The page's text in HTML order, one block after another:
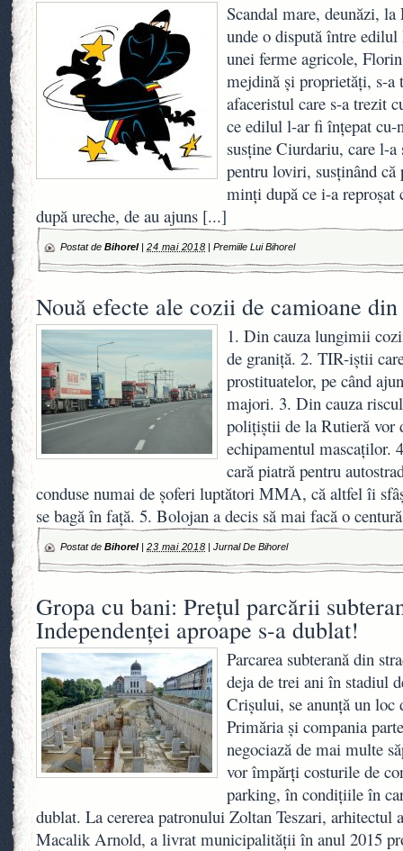
Scandal mare, deunăzi,
unde o dispută între
unei ferme agricole,
mejdină şi proprietăţi, s-a
afaceristul care s-a trezit
ce edilul l-ar fi înţepat cu-
susţine Ciurdariu, care l-
pentru loviri, susţinând
minţi după ce i-a reproşat
după ureche, de au ajuns [...]
Postat de Bihorel| 24 mai 2018 |Premiile Lui Bihorel
Nouă efecte ale cozii de camioane
1. Din cauza lungimii
de graniță. 2. TIR-iștii
prostituatelor, pe când
majori. 3. Din cauza
polițiștii de la Rutieră vor
echipamentul mascaților.
cară piatră pentru
conduse numai de șoferi luptători MMA, că altfel îi
se bagă în față. 5. Bolojan a decis să mai facă o
Postat de Bihorel| 23 mai 2018 |Jurnal De Bihorel
Gropa cu bani: Prețul parcării
Independenței aproape s-a dublat!
Parcarea subterană din
deja de trei ani în stadiul
Crişului, se anunţă un loc
Primăria şi compania
negociază de mai multe
vor împărţi costurile de
parking, în condiţiile în
dublat. La cererea patronului Zoltan Teszari, arhitectul
Macalik Arnold, a livrat municipalităţii în anul 2015